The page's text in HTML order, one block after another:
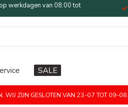
werkdagen van 08:00 tot
SALE
WIJ ZIJN GESLOTEN VAN 23-07 TOT 09-08.